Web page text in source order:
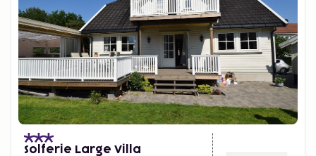
Solferie Large Villa